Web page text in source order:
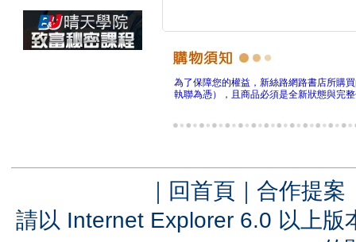
為了保障您的權益，新絲路網路書店所購
執聯為憑），且商品必須是全新狀態與完
｜ 回首頁 ｜ 合作提案
請以 Internet Explorer 6.0 以上